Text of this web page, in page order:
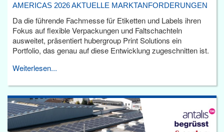
AMERICAS 2026 AKTUELLE MARKTANFORDERUNGEN
Da die führende Fachmesse für Etiketten und Labels ihren
Fokus auf flexible Verpackungen und Faltschachteln
ausweitet, präsentiert hubergroup Print Solutions ein
Portfolio, das genau auf diese Entwicklung zugeschnitten ist.
Weiterlesen...